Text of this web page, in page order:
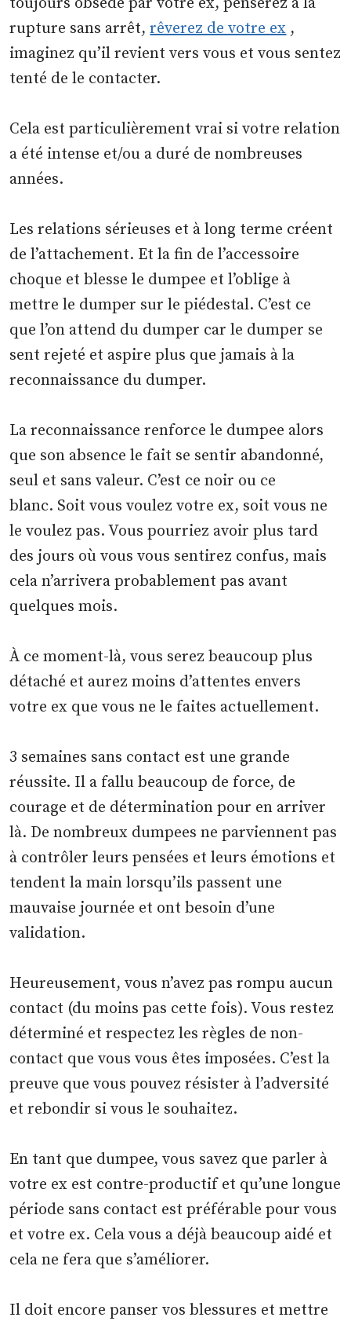
rupture sans arrêt,rêverez de votre ex,
imaginez qu’il revient vers vous et vous sentez
tenté de le contacter.
Cela est particulièrement vrai si votre relation
a été intense et/ou a duré de nombreuses
années.
Les relations sérieuses et à long terme créent
de l’attachement. Et la fin de l’accessoire
choque et blesse le dumpee et l’oblige à
mettre le dumper sur le piédestal. C’est ce
que l’on attend du dumper car le dumper se
sent rejeté et aspire plus que jamais à la
reconnaissance du dumper.
La reconnaissance renforce le dumpee alors
que son absence le fait se sentir abandonné,
seul et sans valeur. C’est ce noir ou ce
blanc. Soit vous voulez votre ex, soit vous ne
le voulez pas. Vous pourriez avoir plus tard
des jours où vous vous sentirez confus, mais
cela n’arrivera probablement pas avant
quelques mois.
À ce moment-là, vous serez beaucoup plus
détaché et aurez moins d’attentes envers
votre ex que vous ne le faites actuellement.
3 semaines sans contact est une grande
réussite. Il a fallu beaucoup de force, de
courage et de détermination pour en arriver
là. De nombreux dumpees ne parviennent pas
à contrôler leurs pensées et leurs émotions et
tendent la main lorsqu’ils passent une
mauvaise journée et ont besoin d’une
validation.
Heureusement, vous n’avez pas rompu aucun
contact (du moins pas cette fois). Vous restez
déterminé et respectez les règles de non-
contact que vous vous êtes imposées. C’est la
preuve que vous pouvez résister à l’adversité
et rebondir si vous le souhaitez.
En tant que dumpee, vous savez que parler à
votre ex est contre-productif et qu’une longue
période sans contact est préférable pour vous
et votre ex. Cela vous a déjà beaucoup aidé et
cela ne fera que s’améliorer.
Il doit encore panser vos blessures et mettre